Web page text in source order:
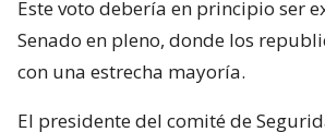
Este voto debería en principio ser
Senado en pleno, donde los
con una estrecha mayoría.
El presidente del comité de